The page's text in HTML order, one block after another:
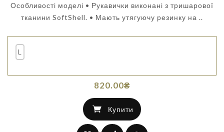
Особливості моделі • Рукавички виконані з тришарової
тканини SoftShell. • Мають утягуючу резинку на ..
L
820.00₴
Купити